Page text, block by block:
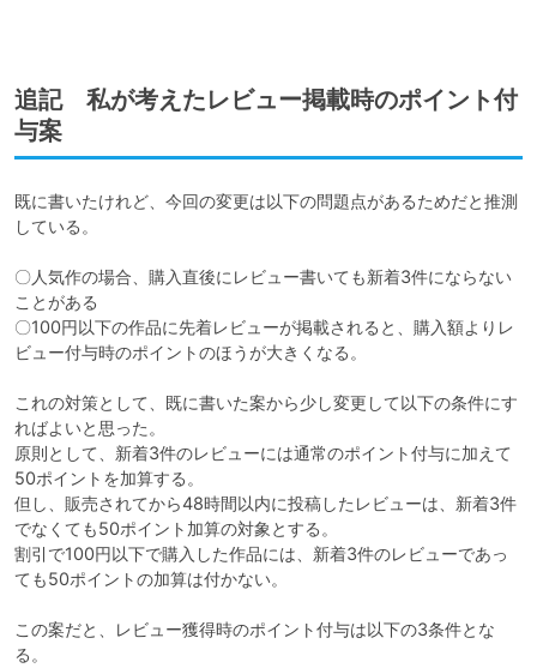
追記 私が考えたレビュー掲載時のポイント付
与案
既に書いたけれど、今回の変更は以下の問題点があるためだと推測
している。
〇人気作の場合、購入直後にレビュー書いても新着3件にならない
ことがある
〇100円以下の作品に先着レビューが掲載されると、購入額よりレ
ビュー付与時のポイントのほうが大きくなる。
これの対策として、既に書いた案から少し変更して以下の条件にす
ればよいと思った。
原則として、新着3件のレビューには通常のポイント付与に加えて
50ポイントを加算する。
但し、販売されてから48時間以内に投稿したレビューは、新着3件
でなくても50ポイント加算の対象とする。
割引で100円以下で購入した作品には、新着3件のレビューであっ
ても50ポイントの加算は付かない。
この案だと、レビュー獲得時のポイント付与は以下の3条件とな
る。